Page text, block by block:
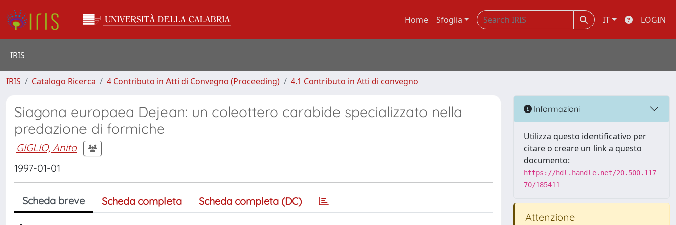
Home Sfoglia IT LOGIN
IRIS
IRIS Catalogo Ricerca 4 Contributo in Atti di Convegno (Proceeding) 4.1 Contributo in Atti di convegno
Siagona europaea Dejean: un coleottero carabide specializzato nella
predazione di formiche
GIGLIO, Anita
1997-01-01
Scheda breve Scheda completa Scheda completa (DC)
Informazioni
Utilizza questo identificativo per
citare o creare un link a questo
documento:
https://hdl.handle.net/20.500.117
70/185411
Attenzione